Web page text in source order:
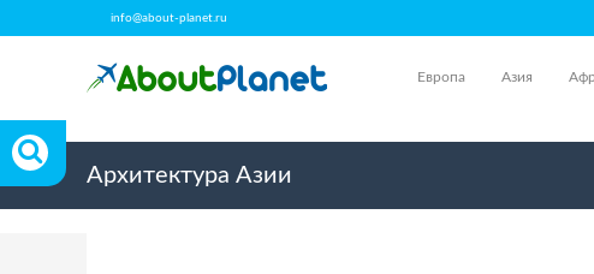
info@about-planet.ru
Европа Азия
Архитектура Азии